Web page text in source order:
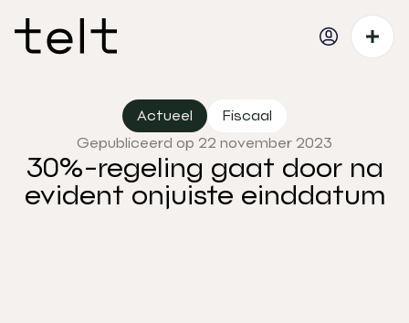
Actueel
Fiscaal
Gepubliceerd op 22 november 2023
30%-regeling gaat door na
evident onjuiste einddatum